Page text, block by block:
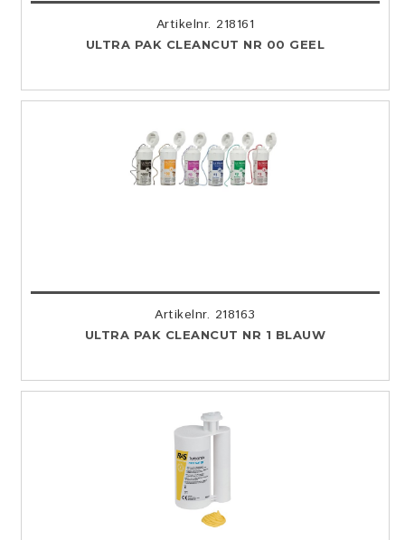
Artikelnr. 218161
ULTRA PAK CLEANCUT NR 00 GEEL
Artikelnr. 218163
ULTRA PAK CLEANCUT NR 1 BLAUW